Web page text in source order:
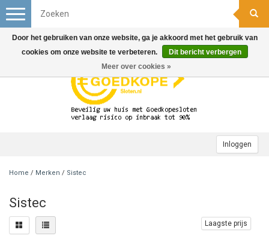
Inloggen
Toggle
navigation
Home / Merken / Sistec
Sistec
Laagste prijs
Door het gebruiken van onze website, ga je akkoord met het gebruik van
cookies om onze website te verbeteren.
Dit bericht verbergen
Meer over cookies »